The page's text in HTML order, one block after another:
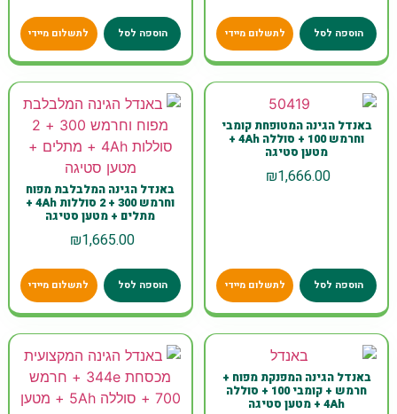
הוספה לסל לתשלום מיידי הוספה לסל לתשלום מיידי
באנדל הגינה המטופחת קומבי
וחרמש 100 + סוללה 4Ah +
מטען סטיגה
₪1,666.00
הוספה לסל לתשלום מיידי
באנדל הגינה המלבלבת מפוח
וחרמש 300 + 2 סוללות 4Ah +
מתלים + מטען סטיגה
₪1,665.00
הוספה לסל לתשלום מיידי
באנדל הגינה המפנקת מפוח +
חרמש + קומבי 100 + סוללה
4Ah + מטען סטיגה